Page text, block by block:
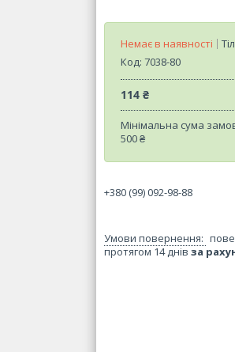
Немає в наявності
Код: 7038-80
114 ₴
Мінімальна сума
500 ₴
+380 (99) 092-98-88
протягом 14 днів за